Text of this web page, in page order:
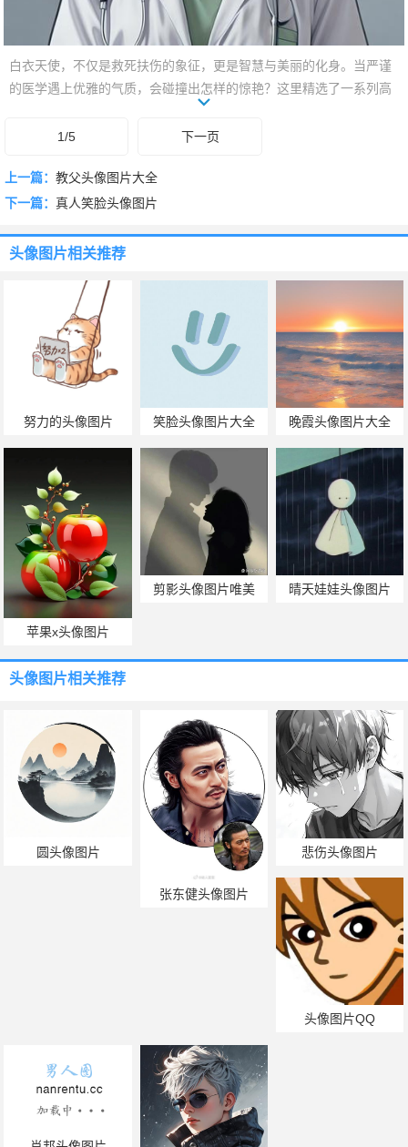
白衣天使，不仅是救死扶伤的象征，更是智慧与美丽的化身。当严谨
的医学遇上优雅的气质，会碰撞出怎样的惊艳？这里精选了一系列高
颜值医生美女头像，她们或知性温柔，或干练自信，每一张都散发着
独特的魅力。点开，感受她们专业之外的无限风采，总有一款能成为
1/5 下一页
上一篇： 教父头像图片大全
下一篇： 真人笑脸头像图片
头像图片相关推荐
努力的头像图片 笑脸头像图片大全 晚霞头像图片大全
苹果x头像图片
剪影头像图片唯美 晴天娃娃头像图片
头像图片相关推荐
圆头像图片
张东健头像图片
悲伤头像图片
头像图片QQ